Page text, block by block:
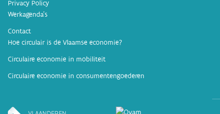
Privacy Policy
Werkagenda’s
Contact
Hoe circulair is de Vlaamse economie?
Circulaire economie in mobiliteit
Circulaire economie in consumentengoederen